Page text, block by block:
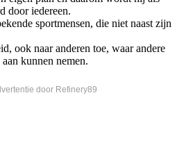
door iedereen.
sportmensen, die niet naast zijn
ook naar anderen toe, waar andere
kunnen nemen.
door Refinery89